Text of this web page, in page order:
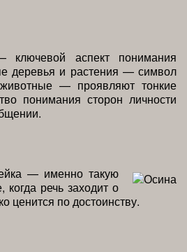
ключевой аспект понимания
деревья и растения — символ
— проявляют тонкие
понимания сторон личности
— именно такую
когда речь заходит о
ценится по достоинству.